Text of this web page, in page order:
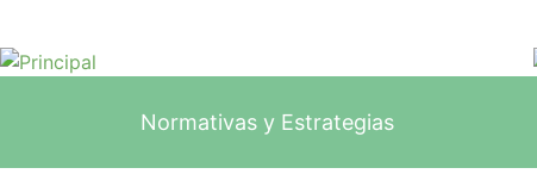
Normativas y Estrategias